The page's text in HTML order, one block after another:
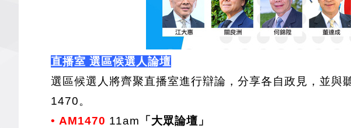
直播室 選區候選人論壇
選區候選人將齊聚直播室進行辯論，分享各自政見，並
1470。
• AM1470 11am 「大眾論壇」